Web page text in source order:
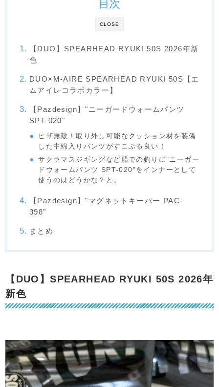
CLOSE
目次
【DUO】SPEARHEAD RYUKI 50S 2026年新
色
DUO×M-AIRE SPEARHEAD RYUKI 50S【エ
ムアイレコラボカラー】
【Pazdesign】"ニーガードウォームパンツ
SPT-020"
ヒザ無敵！取り外し可能なクッション材を装備
した中綿入りパンツがすこぶる良い！
サクラマスジギングなど船での釣りに"ニーガー
ドウォームパンツ SPT-020"をインナーとして
使うのはどうかな？と。
【Pazdesign】"マグネットキーパー PAC-
398"
まとめ
【DUO】SPEARHEAD RYUKI 50S 2026年
新色